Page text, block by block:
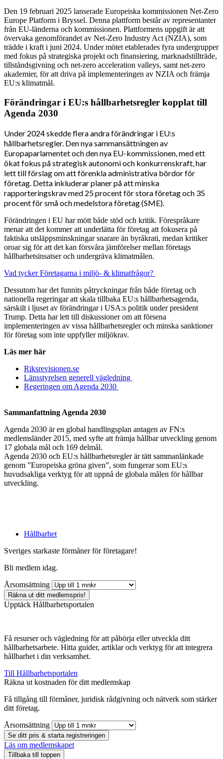
Den 19 februari 2025 lanserade Europeiska kommissionen Net-Zero
Europe Platform i Bryssel. Denna plattform består av representanter
från EU-länderna och kommissionen. Plattformens uppgift är att
övervaka genomförandet av Net-Zero Industry Act (NZIA), som
trädde i kraft i juni 2024. Under mötet etablerades fyra undergrupper
med fokus på strategiska projekt och finansiering, marknadstillträde,
tillståndsgivning och net-zero acceleration valleys, samt net-zero
akademier, för att driva på implementeringen av NZIA och främja
EU:s klimatmål.
Förändringar i EU:s hållbarhetsregler kopplat till
Agenda 2030
Under 2024 skedde flera andra förändringar i EU:s
hållbarhetsregler. Den nya sammansättningen av
Europaparlamentet och den nya EU-kommissionen, med ett
ökat fokus på strategisk autonomi och konkurrenskraft, har
lett till förslag om att förenkla administrativa bördor för
företag. Detta inkluderar planer på att minska
rapporteringskrav med 25 procent för stora företag och 35
procent för små och medelstora företag (SME).
Förändringen i EU har mött både stöd och kritik. Förespråkare
menar att det kommer att underlätta för företag att fokusera på
faktiska utsläppsminskningar snarare än byråkrati, medan kritiker
oroar sig för att det kan försvåra jämförelser mellan företags
hållbarhetsinsatser och undergräva klimatmålen.
Vad tycker Företagarna i miljö- & klimatfrågor?
Dessutom har det funnits påtryckningar från både företag och
nationella regeringar att skala tillbaka EU:s hållbarhetsagenda,
särskilt i ljuset av förändringar i USA:s politik under president
Trump. Detta har lett till diskussioner om att försena
implementeringen av vissa hållbarhetsregler och minska sanktioner
för företag som inte uppfyller miljökrav.
Läs mer här
Riksrevisionen.se
Länsstyrelsen generell vägledning
Regeringen om Agenda 2030
Sammanfattning Agenda 2030
Agenda 2030 är en global handlingsplan antagen av FN:s
medlemsländer 2015, med syfte att främja hållbar utveckling genom
17 globala mål och 169 delmål.
Agenda 2030 och EU:s hållbarhetsregler är tätt sammanlänkade
genom ”Europeiska gröna given”, som fungerar som EU:s
huvudsakliga verktyg för att uppnå de globala målen för hållbar
utveckling.
Hållbarhet
Sveriges starkaste förmåner för företagare!
Bli medlem idag.
Årsomsättning
Räkna ut ditt medlemspris!
Upptäck Hållbarhetsportalen
Få resurser och vägledning för att påbörja eller utveckla ditt
hållbarhetsarbete. Hitta guider, artiklar och verktyg för att integrera
hållbarhet i din verksamhet.
Till Hållbarhetsportalen
Räkna ut kostnaden för ditt medlemskap
Få tillgång till förmåner, juridisk rådgivning och nätverk som stärker
ditt företag.
Årsomsättning
Se ditt pris & starta registreringen
Läs om medlemskapet
Tillbaka till toppen